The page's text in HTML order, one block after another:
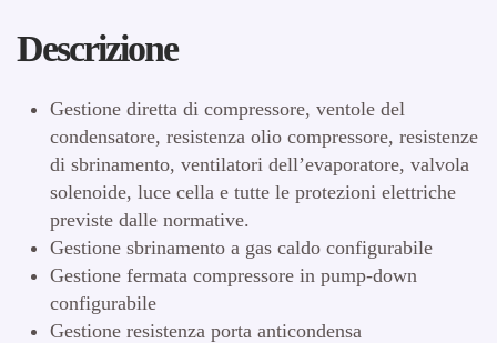
Descrizione
Gestione diretta di compressore, ventole del
condensatore, resistenza olio compressore, resistenze
di sbrinamento, ventilatori dell’evaporatore, valvola
solenoide, luce cella e tutte le protezioni elettriche
previste dalle normative.
Gestione sbrinamento a gas caldo configurabile
Gestione fermata compressore in pump-down
configurabile
Gestione resistenza porta anticondensa